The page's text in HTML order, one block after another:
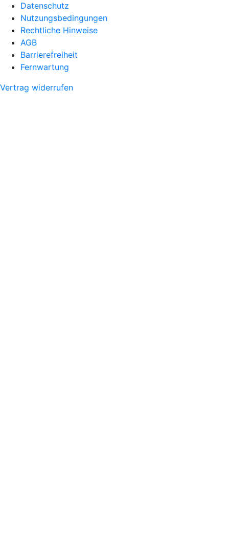
Datenschutz
Nutzungsbedingungen
Rechtliche Hinweise
AGB
Barrierefreiheit
Fernwartung
Vertrag widerrufen